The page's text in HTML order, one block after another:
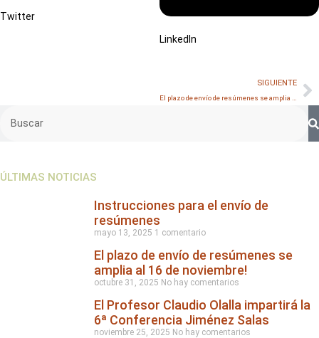
Twitter
LinkedIn
SIGUIENTE
ÚLTIMAS NOTICIAS
Instrucciones para el envío de
resúmenes
mayo 13, 2025 1 comentario
El plazo de envío de resúmenes se
amplia al 16 de noviembre!
octubre 31, 2025 No hay comentarios
El Profesor Claudio Olalla impartirá la
6ª Conferencia Jiménez Salas
noviembre 25, 2025 No hay comentarios